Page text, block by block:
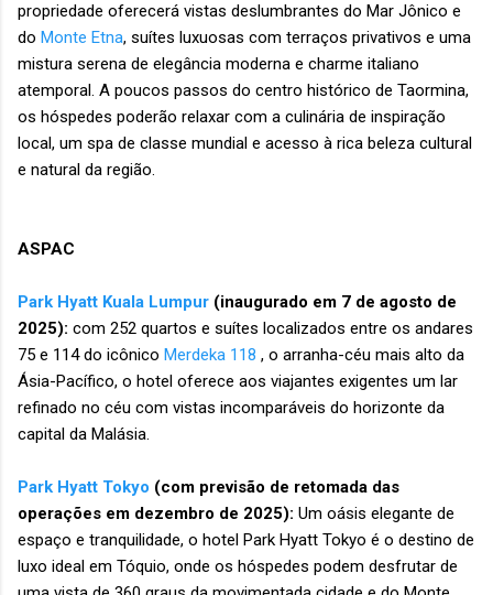
propriedade oferecerá vistas deslumbrantes do Mar Jônico e
do Monte Etna, suítes luxuosas com terraços privativos e uma
mistura serena de elegância moderna e charme italiano
atemporal. A poucos passos do centro histórico de Taormina,
os hóspedes poderão relaxar com a culinária de inspiração
local, um spa de classe mundial e acesso à rica beleza cultural
e natural da região.
ASPAC
Park Hyatt Kuala Lumpur (inaugurado em 7 de agosto de
2025): com 252 quartos e suítes localizados entre os andares
75 e 114 do icônico Merdeka 118 , o arranha-céu mais alto da
Ásia-Pacífico, o hotel oferece aos viajantes exigentes um lar
refinado no céu com vistas incomparáveis ​​do horizonte da
capital da Malásia.
Park Hyatt Tokyo (com previsão de retomada das
operações em dezembro de 2025): Um oásis elegante de
espaço e tranquilidade, o hotel Park Hyatt Tokyo é o destino de
luxo ideal em Tóquio, onde os hóspedes podem desfrutar de